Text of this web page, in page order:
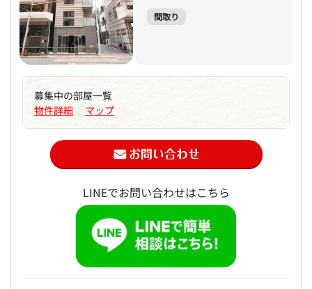
間取り
募集中の部屋一覧
物件詳細 | マップ
LINEでお問い合わせはこちら